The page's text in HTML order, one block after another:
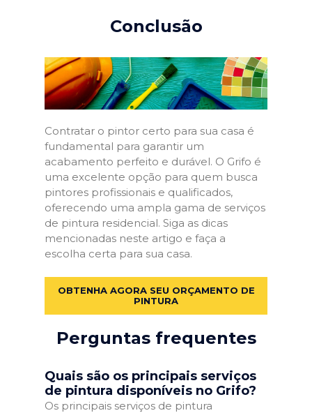
Conclusão
Contratar o pintor certo para sua casa é
fundamental para garantir um
acabamento perfeito e durável. O Grifo é
uma excelente opção para quem busca
pintores profissionais e qualificados,
oferecendo uma ampla gama de serviços
de pintura residencial. Siga as dicas
mencionadas neste artigo e faça a
escolha certa para sua casa.
OBTENHA AGORA SEU ORÇAMENTO DE
PINTURA
Perguntas frequentes
Quais são os principais serviços
de pintura disponíveis no Grifo?
Os principais serviços de pintura